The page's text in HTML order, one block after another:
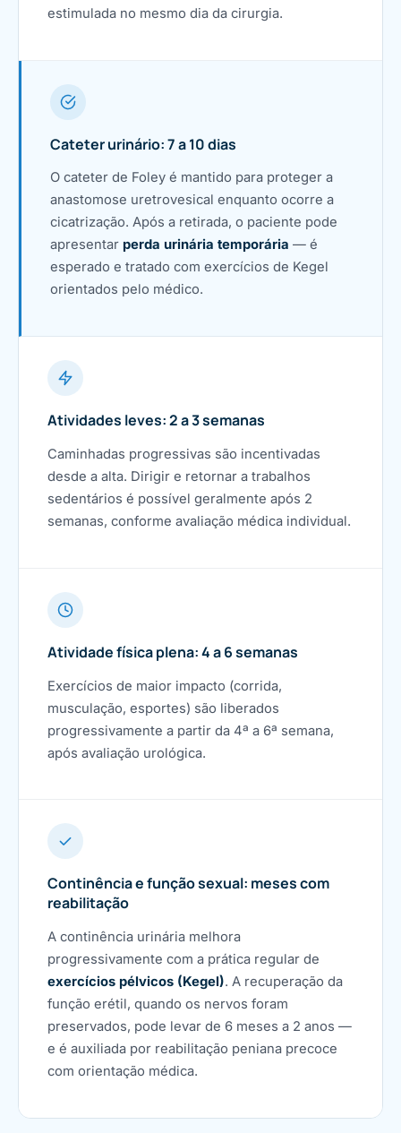
estimulada no mesmo dia da cirurgia.
Cateter urinário: 7 a 10 dias
O cateter de Foley é mantido para proteger a
anastomose uretrovesical enquanto ocorre a
cicatrização. Após a retirada, o paciente pode
apresentar perda urinária temporária — é
esperado e tratado com exercícios de Kegel
orientados pelo médico.
Atividades leves: 2 a 3 semanas
Caminhadas progressivas são incentivadas
desde a alta. Dirigir e retornar a trabalhos
sedentários é possível geralmente após 2
semanas, conforme avaliação médica individual.
Atividade física plena: 4 a 6 semanas
Exercícios de maior impacto (corrida,
musculação, esportes) são liberados
progressivamente a partir da 4ª a 6ª semana,
após avaliação urológica.
Continência e função sexual: meses com
reabilitação
A continência urinária melhora
progressivamente com a prática regular de
exercícios pélvicos (Kegel). A recuperação da
função erétil, quando os nervos foram
preservados, pode levar de 6 meses a 2 anos —
e é auxiliada por reabilitação peniana precoce
com orientação médica.